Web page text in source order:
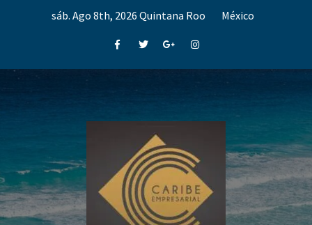
sáb. Ago 8th, 2026 Quintana Roo México
FacebookTwitterGoogle+Instagram